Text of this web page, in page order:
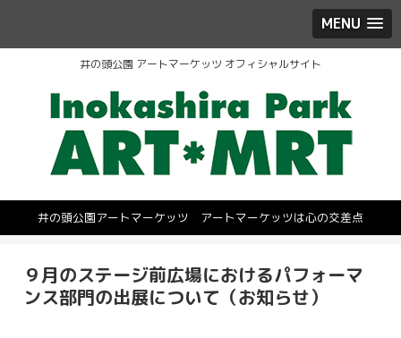
MENU
井の頭公園 アートマーケッツ オフィシャルサイト
井の頭公園アートマーケッツ アートマーケッツは心の交差点
９月のステージ前広場におけるパフォーマ
ンス部門の出展について（お知らせ）